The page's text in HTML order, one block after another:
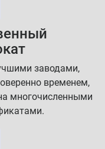
заводами,
временем,
многочисленными